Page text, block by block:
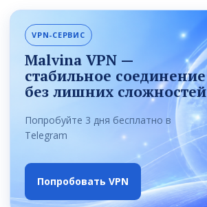
VPN-СЕРВИС
Malvina VPN —
стабильное соединение
без лишних сложностей
Попробуйте 3 дня бесплатно в
Telegram
Попробовать VPN